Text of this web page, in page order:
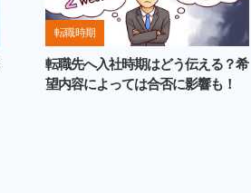
転職 時期
転職先へ入社時期はどう伝える？希
望内容によっては合否に影響も！